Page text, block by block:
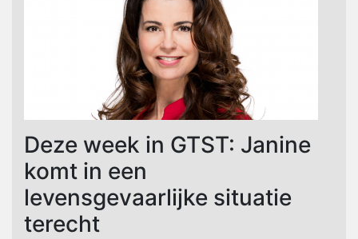
Deze week in GTST: Janine
komt in een
levensgevaarlijke situatie
terecht